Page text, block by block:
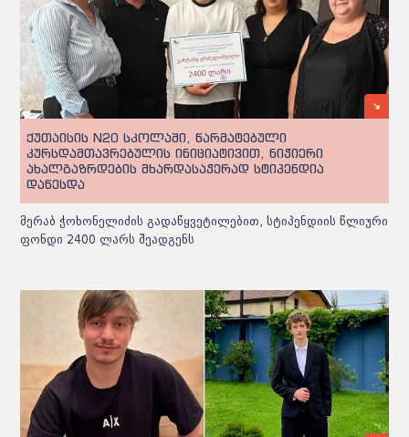
ქუთაისის N20 სკოლაში, წარმატებული
კურსდამთავრებულის ინიციატივით, ნიჭიერი
ახალგაზრდების მხარდასაჭერად სტიპენდია
დაწესდა
მერაბ ჭოხონელიძის გადაწყვეტილებით, სტიპენდიის წლიური
ფონდი 2400 ლარს შეადგენს